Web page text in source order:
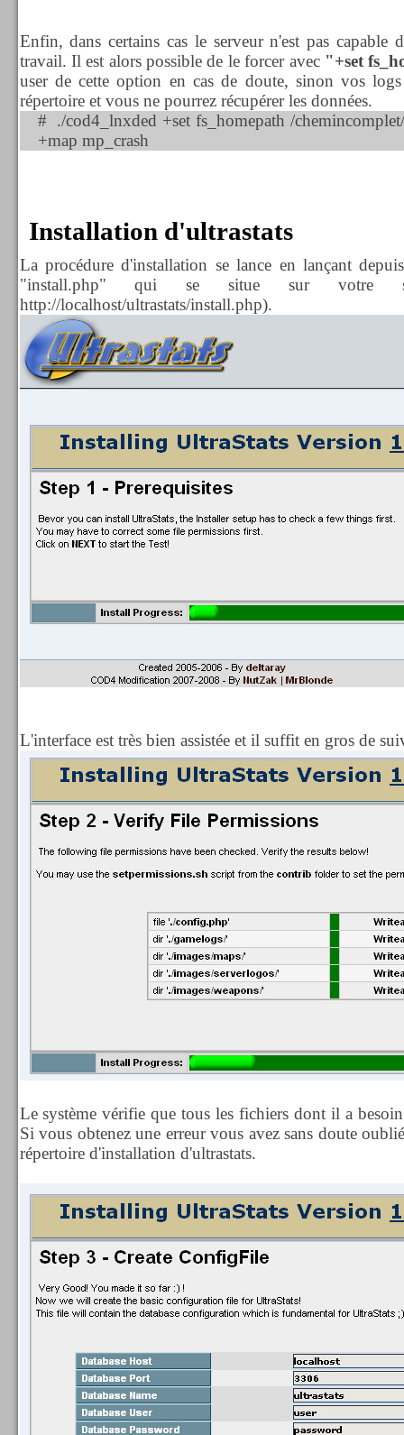
Enfin, dans certains cas le serveur n'est pas capable
travail. Il est alors possible de le forcer avec "+set
user de cette option en cas de doute, sinon vos
répertoire et vous ne pourrez récupérer les données.
# ./cod4_lnxded +set fs_homepath /
+map mp_crash
Installation d'ultrastats
La procédure d'installation se lance en lançant
"install.php" qui se situe sur votre
http://localhost/ultrastats/install.php).
L'interface est très bien assistée et il suffit en gros de
Le système vérifie que tous les fichiers dont il a
Si vous obtenez une erreur vous avez sans doute
répertoire d'installation d'ultrastats.